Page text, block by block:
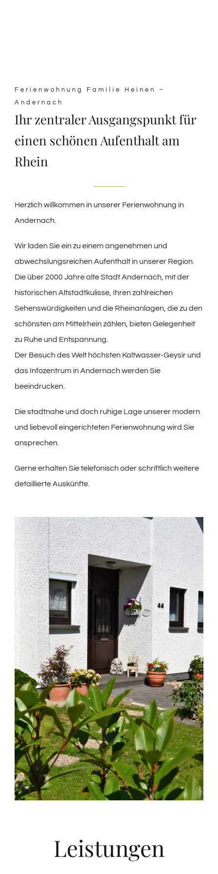
Ferienwohnung Familie Heinen –
Andernach
Ihr zentraler Ausgangspunkt für
einen schönen Aufenthalt am
Rhein
Herzlich willkommen in unserer Ferienwohnung in
Andernach.
Wir laden Sie ein zu einem angenehmen und
abwechslungsreichen Aufenthalt in unserer Region.
Die über 2000 Jahre alte Stadt Andernach, mit der
historischen Altstadtkulisse, Ihren zahlreichen
Sehenswürdigkeiten und die Rheinanlagen, die zu den
schönsten am Mittelrhein zählen, bieten Gelegenheit
zu Ruhe und Entspannung.
Der Besuch des Welt höchsten Kaltwasser-Geysir und
das Infozentrum in Andernach werden Sie
beeindrucken.
Die stadtnahe und doch ruhige Lage unserer modern
und liebevoll eingerichteten Ferienwohnung wird Sie
ansprechen.
Gerne erhalten Sie telefonisch oder schriftlich weitere
detaillierte Auskünfte.
Leistungen